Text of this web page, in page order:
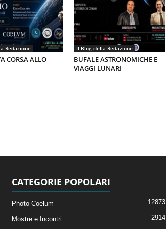
Redazione
CORSA ALLO
Il Blog della Redazione
BUFALE ASTRONOMICHE E
VIAGGI LUNARI
CATEGORIE POPOLARI
Photo-Coelum 12873
Mostre e Incontri 2914